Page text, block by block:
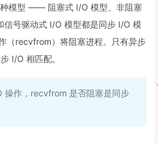
模型 —— 阻塞式 I/O 模型、非阻塞
号驱动式 I/O 模型都是同步 I/O 模
（recvfrom）将阻塞进程。只有异步
I/O 相匹配。
操作，recvfrom 是否阻塞是同步